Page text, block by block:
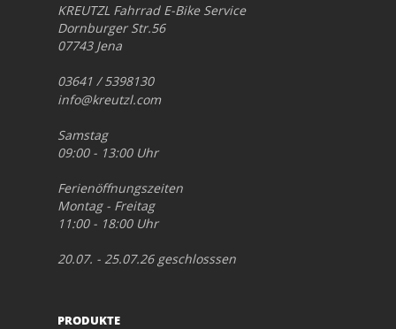
KREUTZL Fahrrad E-Bike Service
Dornburger Str.56
07743 Jena
03641 / 5398130
info@kreutzl.com
Samstag
09:00 - 13:00 Uhr
Ferienöffnungszeiten
Montag - Freitag
11:00 - 18:00 Uhr
20.07. - 25.07.26 geschlosssen
PRODUKTE